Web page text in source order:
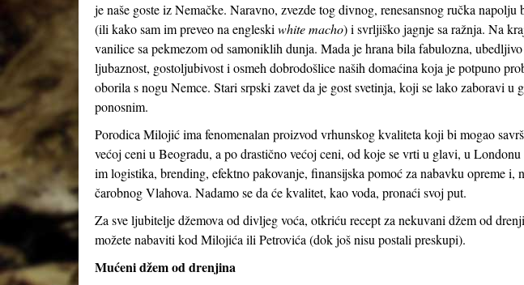
je naše goste iz Nemačke. Naravno, zvezde tog divnog, renesansnog ručka
(ili kako sam im preveo na engleski white macho) i svrljiško jagnje sa ražnja. Na
vanilice sa pekmezom od samoniklih dunja. Mada je hrana bila fabulozna,
ljubaznost, gostoljubivost i osmeh dobrodošlice naših domaćina koja je potpuno
oborila s nogu Nemce. Stari srpski zavet da je gost svetinja, koji se lako zaboravi u
ponosnim.
Porodica Milojić ima fenomenalan proizvod vrhunskog kvaliteta koji bi mogao
većoj ceni u Beogradu, a po drastično većoj ceni, od koje se vrti u glavi, u
im logistika, brending, efektno pakovanje, finansijska pomoć za nabavku opreme i,
čarobnog Vlahova. Nadamo se da će kvalitet, kao voda, pronaći svoj put.
Za sve ljubitelje džemova od divljeg voća, otkriću recept za nekuvani džem od
možete nabaviti kod Milojića ili Petrovića (dok još nisu postali preskupi).
Mućeni džem od drenjina